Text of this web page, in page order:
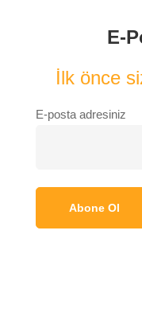
E-
İlk önce
E-posta adresiniz